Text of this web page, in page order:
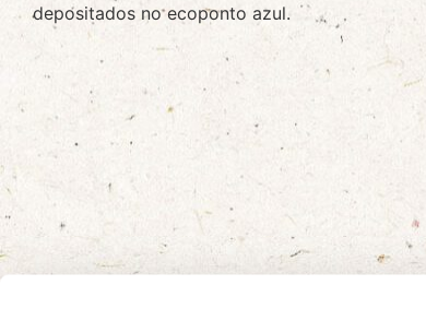
depositados no ecoponto azul.